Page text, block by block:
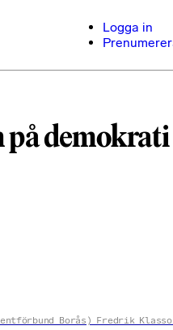
Logga in
på demokrati
Borås) Fredrik